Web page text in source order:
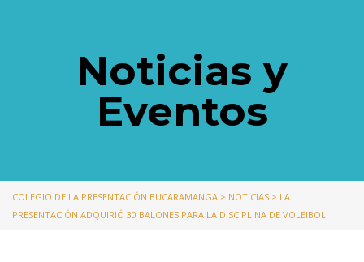
Noticias y
Eventos
COLEGIO DE LA PRESENTACIÓN BUCARAMANGA > NOTICIAS > LA
PRESENTACIÓN ADQUIRIÓ 30 BALONES PARA LA DISCIPLINA DE VOLEIBOL